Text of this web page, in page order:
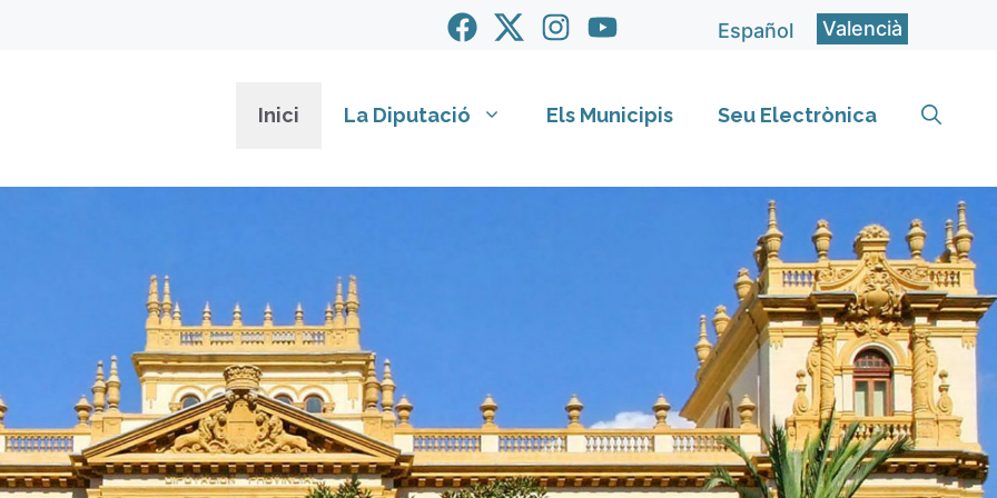
Español Valencià
Inici La Diputació Els Municipis Seu Electrònica